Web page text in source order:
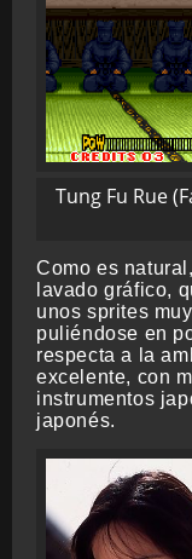
Tung Fu Rue
Como es
lavado gráfico,
unos sprites
puliéndose en
respecta a la
excelente, con
instrumentos
japonés.